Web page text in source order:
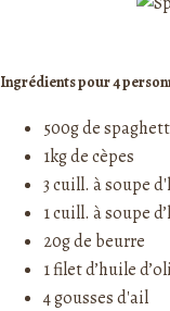
Ingrédients pour 4
500g de
1kg de cèpes
3 cuill. à soupe
1 cuill. à soupe
20g de beurre
1 filet d’huile
4 gousses d'ail